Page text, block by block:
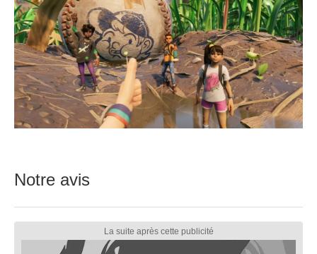
Notre avis